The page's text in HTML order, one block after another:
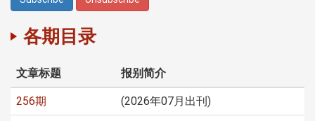
各期目录
文章标题 报别简介
256期 (2026年07月出刊)